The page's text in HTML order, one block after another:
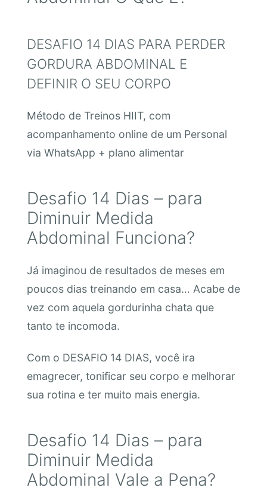
DESAFIO 14 DIAS PARA PERDER
GORDURA ABDOMINAL E
DEFINIR O SEU CORPO
Método de Treinos HIIT, com
acompanhamento online de um Personal
via WhatsApp + plano alimentar
Desafio 14 Dias – para
Diminuir Medida
Abdominal Funciona?
Já imaginou de resultados de meses em
poucos dias treinando em casa… Acabe de
vez com aquela gordurinha chata que
tanto te incomoda.
Com o DESAFIO 14 DIAS, você ira
emagrecer, tonificar seu corpo e melhorar
sua rotina e ter muito mais energia.
Desafio 14 Dias – para
Diminuir Medida
Abdominal Vale a Pena?